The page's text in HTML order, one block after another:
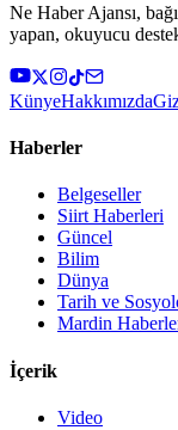
Ne Haber Ajansı,
yapan, okuyucu
KünyeHakkımızda
Haberler
Belgeseller
Siirt Haberleri
Güncel
Bilim
Dünya
Tarih ve
Mardin
İçerik
Video